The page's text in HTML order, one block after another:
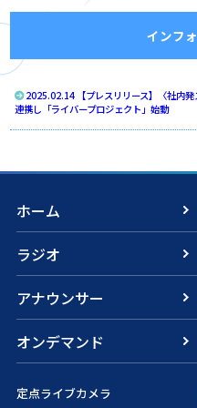
インフ
2025.02.14 【プレスリリース】〈社内
連携し「ライバープロジェクト」始動
ホーム
ラジオ
アナウンサー
オンデマンド
定点ライブカメラ